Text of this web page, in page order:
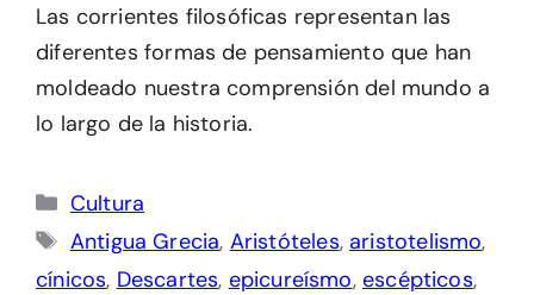
Las corrientes filosóficas representan las
diferentes formas de pensamiento que han
moldeado nuestra comprensión del mundo a
lo largo de la historia.
Categorías
Cultura
Etiquetas
Antigua Grecia, Aristóteles, aristotelismo,
cínicos, Descartes, epicureísmo, escépticos,